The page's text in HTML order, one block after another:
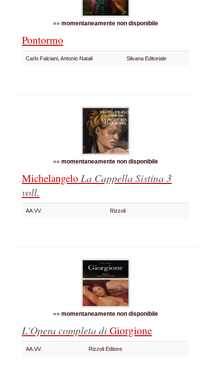
»» momentaneamente non disponibile
Pontormo
Carlo Falciani, Antonio Natali Silvana Editoriale
»» momentaneamente non disponibile
Michelangelo La Cappella Sistina 3
voll.
AA.VV. Rizzoli
»» momentaneamente non disponibile
L'Opera completa diGiorgione
AA.VV. Rizzoli Editore